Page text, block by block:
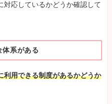
対応しているかどうか確認して
系がある
利用できる制度があるかどうか